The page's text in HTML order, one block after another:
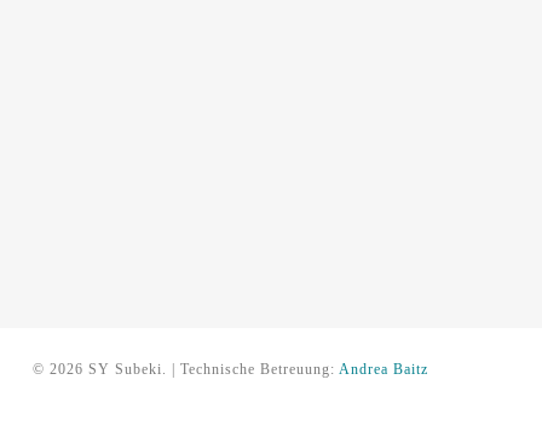
© 2026 SY Subeki. | Technische Betreuung: Andrea Baitz